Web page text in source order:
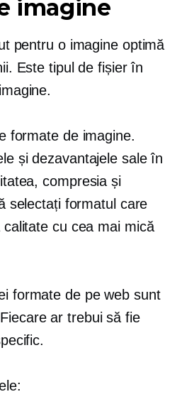
imagine
pentru o imagine optimă
Este tipul de fișier în
formate de imagine.
și dezavantajele sale în
compresia și
selectați formatul care
cu cea mai mică
formate de pe web sunt
ar trebui să fie